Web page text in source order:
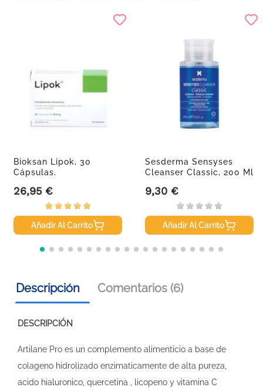
Bioksan Lipok, 30
Cápsulas.
Precio
26,95 €
Añadir Al Carrito
Sesderma Sensyses
Cleanser Classic, 200 Ml
Precio
9,30 €
Añadir Al Carrito
Descripción Comentarios (6)
DESCRIPCIÓN
Artilane Pro es un complemento alimenticio a base de
colageno hidrolizado enzimaticamente de alta pureza,
acido hialuronico, quercetina , licopeno y vitamina C